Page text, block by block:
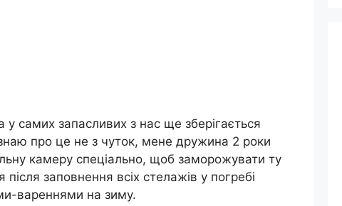
самих запасливих з нас ще зберігається
про це не з чуток, мене дружина 2 роки
камеру спеціально, щоб заморожувати ту
заповнення всіх стелажів у погребі
вареннями на зиму.